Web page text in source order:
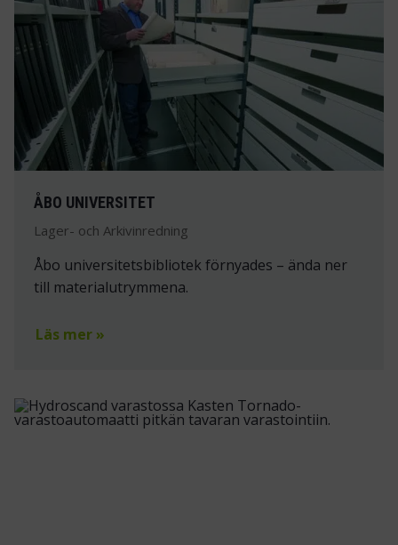
ÅBO UNIVERSITET
Lager- och Arkivinredning
Åbo universitetsbibliotek förnyades – ända ner
till materialutrymmena.
Läs mer »